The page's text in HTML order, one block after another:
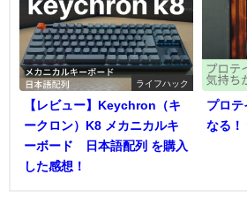
ライフハック
【レビュー】Keychron（キ
ークロン）K8 メカニカルキ
ーボード 日本語配列 を購入
した感想！
プロテ
なる！